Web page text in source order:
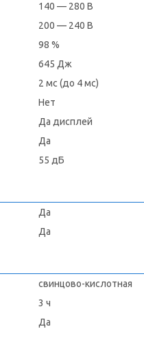
140 — 280 В
200 — 240 В
98 %
645 Дж
2 мс (до 4 мс)
Нет
Да дисплей
Да
55 дБ
Да
Да
свинцово-кислотная
3 ч
Да